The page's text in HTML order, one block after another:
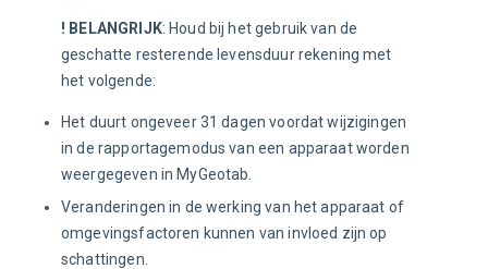
! BELANGRIJK: Houd bij het gebruik van de
geschatte resterende levensduur rekening met
het volgende:
Het duurt ongeveer 31 dagen voordat wijzigingen
in de rapportagemodus van een apparaat worden
weergegeven in MyGeotab.
Veranderingen in de werking van het apparaat of
omgevingsfactoren kunnen van invloed zijn op
schattingen.